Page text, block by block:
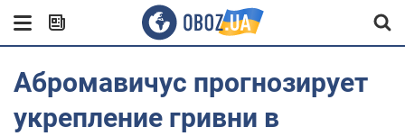
Абромавичус прогнозирует
укрепление гривни в